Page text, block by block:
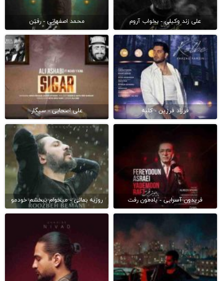
علی زند وکیلی - بخواب آروم محمد اصفهانی - رفتن
فرزاد فرزین - کلبه علی اصحابی - سیگار
فریدون آسرایی - یادمون رفت روزبه بمانی - میخوام ببخشم خودمو